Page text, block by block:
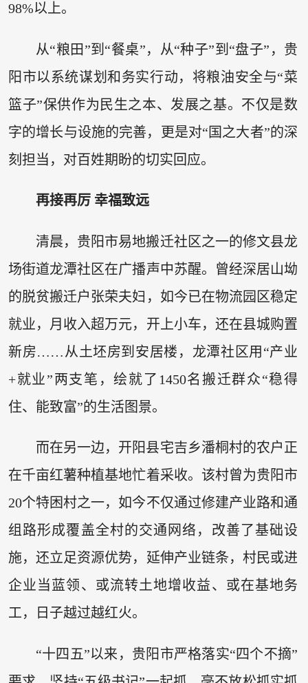
98%以上。
从“粮田”到“餐桌”，从“种子”到“盘子”，贵
阳市以系统谋划和务实行动，将粮油安全与“菜
篮子”保供作为民生之本、发展之基。不仅是数
字的增长与设施的完善，更是对“国之大者”的深
刻担当，对百姓期盼的切实回应。
再接再厉 幸福致远
清晨，贵阳市易地搬迁社区之一的修文县龙
场街道龙潭社区在广播声中苏醒。曾经深居山坳
的脱贫搬迁户张荣夫妇，如今已在物流园区稳定
就业，月收入超万元，开上小车，还在县城购置
新房……从土坯房到安居楼，龙潭社区用“产业
+就业”两支笔，绘就了1450名搬迁群众“稳得
住、能致富”的生活图景。
而在另一边，开阳县宅吉乡潘桐村的农户正
在千亩红薯种植基地忙着采收。该村曾为贵阳市
20个特困村之一，如今不仅通过修建产业路和通
组路形成覆盖全村的交通网络，改善了基础设
施，还立足资源优势，延伸产业链条，村民或进
企业当蓝领、或流转土地增收益、或在基地务
工，日子越过越红火。
“十四五”以来，贵阳市严格落实“四个不摘”